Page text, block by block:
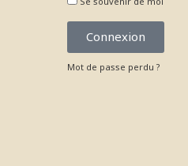
Connexion
Mot de passe perdu ?